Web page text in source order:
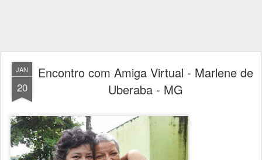
JAN
20
Encontro com Amiga Virtual - Marlene de
Uberaba - MG